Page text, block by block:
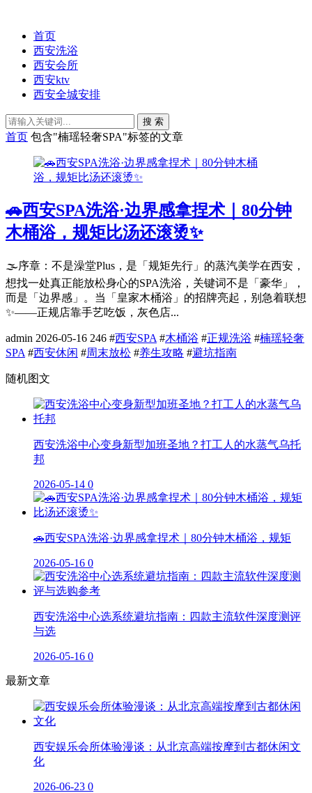
首页
西安洗浴
西安会所
西安ktv
西安全城安排
搜 索
首页 包含"楠瑶轻奢SPA"标签的文章
🚗西安SPA洗浴·边界感拿捏术｜80分钟
木桶浴，规矩比汤还滚烫✨
🌫️序章：不是澡堂Plus，是「规矩先行」的蒸汽美学在西安，
想找一处真正能放松身心的SPA洗浴，关键词不是「豪华」，
而是「边界感」。当「皇家木桶浴」的招牌亮起，别急着联想
✨——正规店靠手艺吃饭，灰色店...
admin 2026-05-16 246 #西安SPA #木桶浴 #正规洗浴 #楠瑶轻奢
SPA #西安休闲 #周末放松 #养生攻略 #避坑指南
随机图文
西安洗浴中心变身新型加班圣地？打工人的水蒸气乌托
邦
2026-05-14 0
🚗西安SPA洗浴·边界感拿捏术｜80分钟木桶浴，规矩
2026-05-16 0
西安洗浴中心选系统避坑指南：四款主流软件深度测评
与选
2026-05-16 0
最新文章
西安娱乐会所体验漫谈：从北京高端按摩到古都休闲文
化
2026-06-23 0